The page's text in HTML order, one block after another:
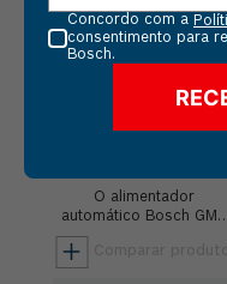
PARAFUSADEIRA
DRYWALL BOSCH
GMA 55 SEM BATERIA
O alimentador
automático Bosch GMA
55 é a melhor solução
para parafusamentos em
Concordo com a
consentimento para
Bosch.